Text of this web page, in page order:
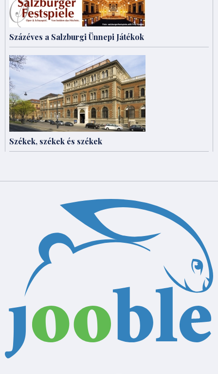
Százéves a Salzburgi Ünnepi Játékok
Székek, székek és székek